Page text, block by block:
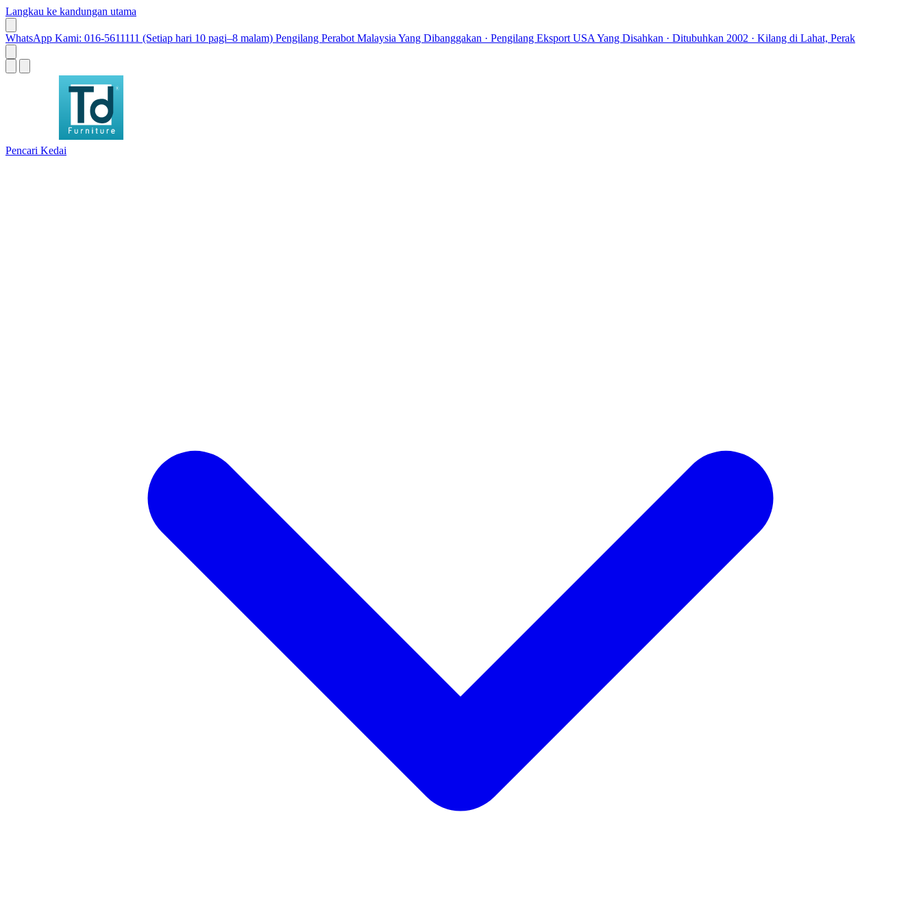
Langkau ke kandungan utama
WhatsApp Kami: 016-5611111 (Setiap hari 10 pagi–8 malam) Pengilang Perabot Malaysia Yang Dibanggakan · Pengilang Eksport USA Yang Disahkan · Ditubuhkan 2002 · Kilang di Lahat, Perak
Pencari Kedai